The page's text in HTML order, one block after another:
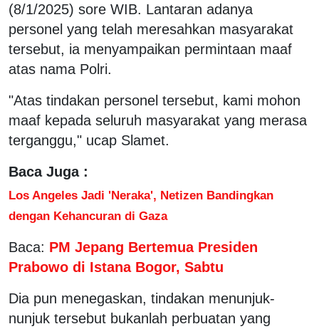
(8/1/2025) sore WIB. Lantaran adanya
personel yang telah meresahkan masyarakat
tersebut, ia menyampaikan permintaan maaf
atas nama Polri.
"Atas tindakan personel tersebut, kami mohon
maaf kepada seluruh masyarakat yang merasa
terganggu," ucap Slamet.
Baca Juga :
Los Angeles Jadi 'Neraka', Netizen Bandingkan
dengan Kehancuran di Gaza
Baca: PM Jepang Bertemua Presiden
Prabowo di Istana Bogor, Sabtu
Dia pun menegaskan, tindakan menunjuk-
nunjuk tersebut bukanlah perbuatan yang